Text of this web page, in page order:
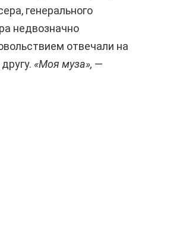
генерального
недвозначно
отвечали на
«Моя муза», —